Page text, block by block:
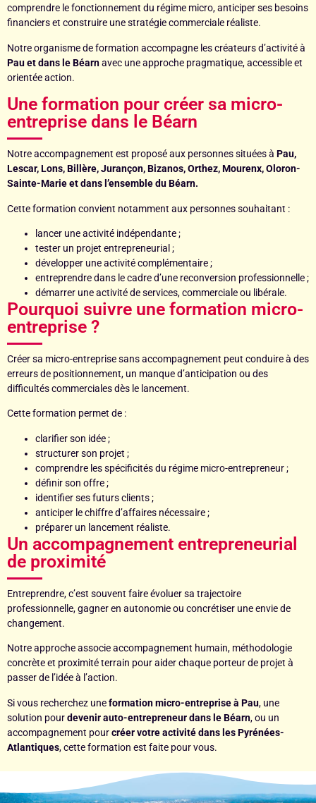
comprendre le fonctionnement du régime micro, anticiper ses besoins
financiers et construire une stratégie commerciale réaliste.
Notre organisme de formation accompagne les créateurs d’activité à
Pau et dans le Béarnavec une approche pragmatique, accessible et
orientée action.
Une formation pour créer sa micro-
entreprise dans le Béarn
Notre accompagnement est proposé aux personnes situées à Pau,
Lescar, Lons, Billère, Jurançon, Bizanos, Orthez, Mourenx, Oloron-
Sainte-Marie et dans l’ensemble du Béarn.
Cette formation convient notamment aux personnes souhaitant :
lancer une activité indépendante ;
tester un projet entrepreneurial ;
développer une activité complémentaire ;
entreprendre dans le cadre d’une reconversion professionnelle ;
démarrer une activité de services, commerciale ou libérale.
Pourquoi suivre une formation micro-
entreprise ?
Créer sa micro-entreprise sans accompagnement peut conduire à des
erreurs de positionnement, un manque d’anticipation ou des
difficultés commerciales dès le lancement.
Cette formation permet de :
clarifier son idée ;
structurer son projet ;
comprendre les spécificités du régime micro-entrepreneur ;
définir son offre ;
identifier ses futurs clients ;
anticiper le chiffre d’affaires nécessaire ;
préparer un lancement réaliste.
Un accompagnement entrepreneurial
de proximité
Entreprendre, c’est souvent faire évoluer sa trajectoire
professionnelle, gagner en autonomie ou concrétiser une envie de
changement.
Notre approche associe accompagnement humain, méthodologie
concrète et proximité terrain pour aider chaque porteur de projet à
passer de l’idée à l’action.
Si vous recherchez uneformation micro-entreprise à Pau, une
solution pourdevenir auto-entrepreneur dans le Béarn, ou un
accompagnement pourcréer votre activité dans les Pyrénées-
Atlantiques, cette formation est faite pour vous.